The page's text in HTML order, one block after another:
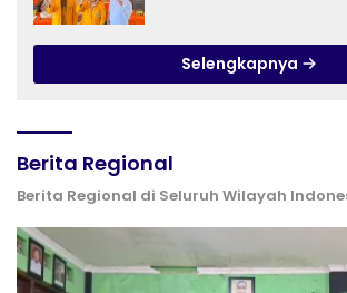
Selengkapnya
Berita Regional
Berita Regional di Seluruh Wilayah